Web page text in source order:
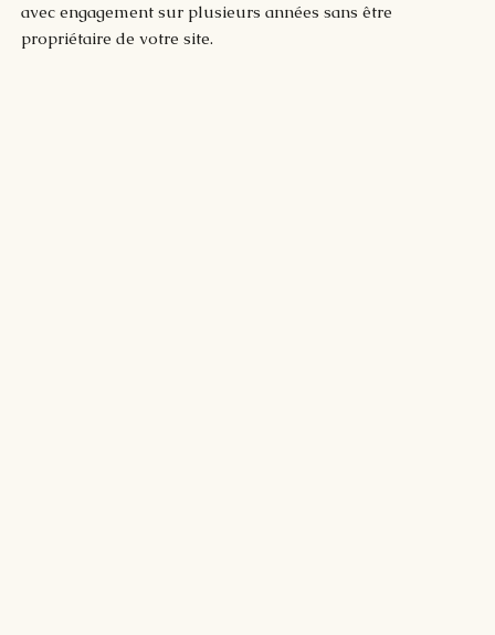
avec engagement sur plusieurs années sans être
propriétaire de votre site.